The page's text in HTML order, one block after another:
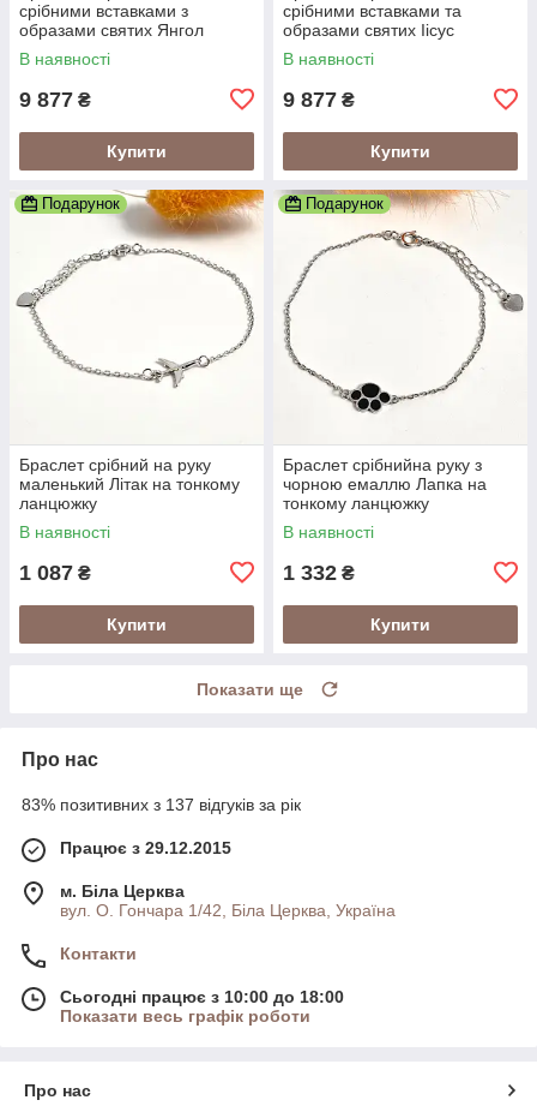
срібними вставками з
образами святих Янгол
Охоронець
В наявності
9 877 ₴
Купити
срібними вставками та
образами святих Іісус
Христос
В наявності
9 877 ₴
Купити
Подарунок
Браслет срібний на руку
маленький Літак на тонкому
ланцюжку
В наявності
1 087 ₴
Купити
Подарунок
Браслет срібнийна руку з
чорною емаллю Лапка на
тонкому ланцюжку
В наявності
1 332 ₴
Купити
Показати ще
Про нас
83% позитивних з 137 відгуків за рік
Працює з 29.12.2015
м. Біла Церква
вул. О. Гончара 1/42, Біла Церква, Україна
Контакти
Сьогодні працює з 10:00 до 18:00
Показати весь графік роботи
Про нас